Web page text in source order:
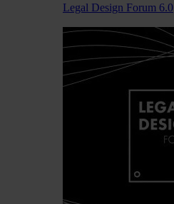
Legal Design Forum 6.0